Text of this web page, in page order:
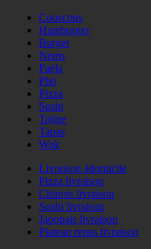
Couscous
Hamburger
Burger
Nems
Paëla
Phö
Pizza
Sushi
Tajine
Tapas
Wok
Livraison àdomicile
Pizza livraison
Chinois livraison
Sushi livraison
Japonais livraison
Plateau repas livraison